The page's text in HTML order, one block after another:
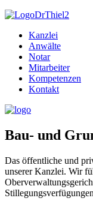
Kanzlei
Anwälte
Notar
Mitarbeiter
Kompetenzen
Kontakt
Bau- und
Das öffentliche und
unserer Kanzlei. Wir